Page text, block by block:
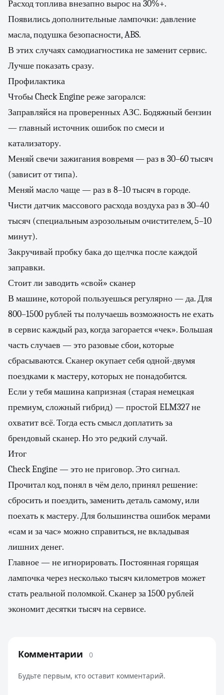
Расход топлива внезапно вырос на 30%+.
Появились дополнительные лампочки: давление
масла, подушка безопасности, ABS.
В этих случаях самодиагностика не заменит сервис.
Лучше показать сразу.
Профилактика
Чтобы Check Engine реже загорался:
Заправляйся на проверенных АЗС. Бодяжный бензин
— главный источник ошибок по смеси и
катализатору.
Меняй свечи зажигания вовремя — раз в 30–60 тысяч
(зависит от типа).
Меняй масло чаще — раз в 8–10 тысяч в городе.
Чисти датчик массового расхода воздуха раз в 30–40
тысяч (специальным аэрозольным очистителем, 5–10
минут).
Закручивай пробку бака до щелчка после каждой
заправки.
Стоит ли заводить «свой» сканер
В машине, которой пользуешься регулярно — да. Для
800–1500 рублей ты получаешь возможность не ехать
в сервис каждый раз, когда загорается «чек». Большая
часть случаев — это разовые сбои, которые
сбрасываются. Сканер окупает себя одной-двумя
поездками к мастеру, которых не понадобится.
Если у тебя машина капризная (старая немецкая
премиум, сложный гибрид) — простой ELM327 не
охватит всё. Тогда есть смысл доплатить за
брендовый сканер. Но это редкий случай.
Итог
Check Engine — это не приговор. Это сигнал.
Прочитал код, понял в чём дело, принял решение:
сбросить и поездить, заменить деталь самому, или
поехать к мастеру. Для большинства ошибок мерами
«сам и за час» можно справиться, не вкладывая
лишних денег.
Главное — не игнорировать. Постоянная горящая
лампочка через несколько тысяч километров может
стать реальной поломкой. Сканер за 1500 рублей
экономит десятки тысяч на сервисе.
Комментарии 0
Будьте первым, кто оставит комментарий.